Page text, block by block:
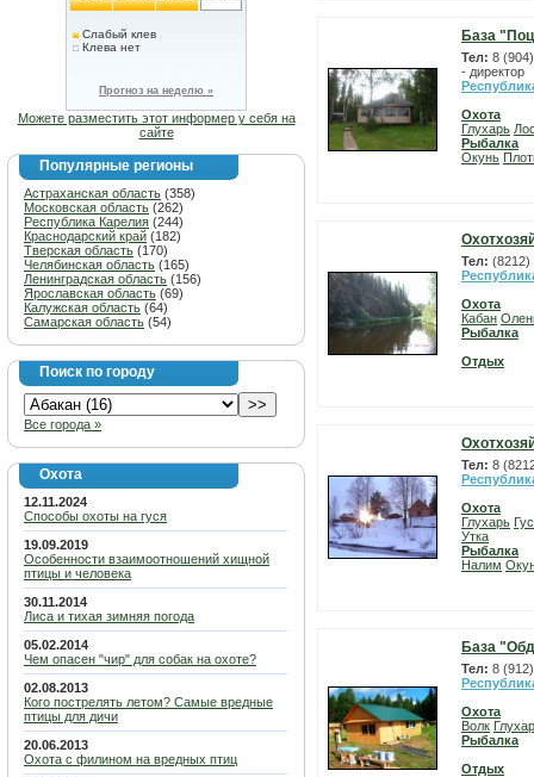
Слабый клев
Клева нет
Прогноз на неделю »
Можете разместить этот информер у себя на
сайте
Популярные регионы
Астраханская область (358)
Московская область (262)
Республика Карелия (244)
Краснодарский край (182)
Тверская область (170)
Челябинская область (165)
Ленинградская область (156)
Ярославская область (69)
Калужская область (64)
Самарская область (54)
Поиск по городу
Все города »
Охота
12.11.2024
Способы охоты на гуся
19.09.2019
Особенности взаимоотношений хищной
птицы и человека
30.11.2014
Лиса и тихая зимняя погода
05.02.2014
Чем опасен "чир" для собак на охоте?
02.08.2013
Кого пострелять летом? Самые вредные
птицы для дичи
20.06.2013
Охота с филином на вредных птиц
База
Тел: 8
- директор
Охота
Глухарь
Рыбалка
Окунь
Тел: (8212)
Охота
Кабан
Рыбалка
Отдых
Тел: 8
Охота
Глухарь
Утка
Рыбалка
Налим
База
Тел: 8
Охота
Волк
Рыбалка
Отдых